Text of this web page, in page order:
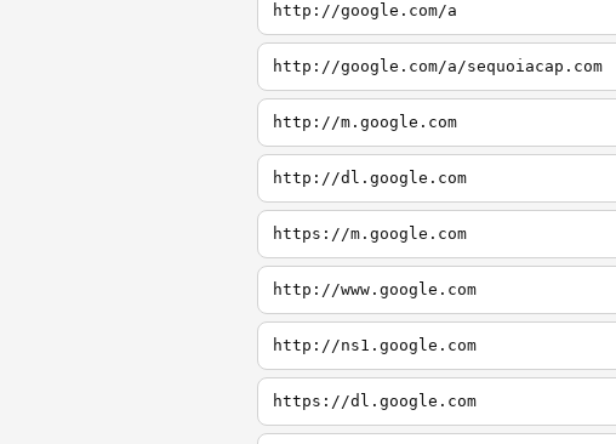
http://google.com/a
http://google.com/a/sequoiacap.com
http://m.google.com
http://dl.google.com
https://m.google.com
http://www.google.com
http://ns1.google.com
https://dl.google.com